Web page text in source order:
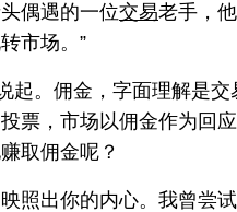
偶遇的一位交易老手，
市场。”
起。佣金，字面理解是
票，市场以佣金作为回
取佣金呢？
照出你的内心。我曾尝